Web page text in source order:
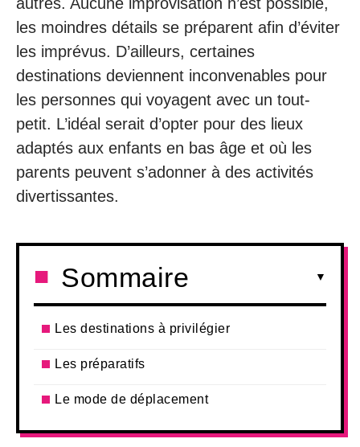
les moindres détails se préparent afin d’éviter
les imprévus. D’ailleurs, certaines
destinations deviennent inconvenables pour
les personnes qui voyagent avec un tout-
petit. L’idéal serait d’opter pour des lieux
adaptés aux enfants en bas âge et où les
parents peuvent s’adonner à des activités
divertissantes.
Sommaire
Les destinations à privilégier
Les préparatifs
Le mode de déplacement